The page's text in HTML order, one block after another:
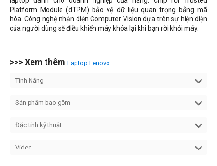
Platform Module (dTPM) bảo vệ dữ liệu quan trọng bằng mã
hóa. Công nghệ nhận diện Computer Vision dựa trên sự hiện diện
của người dùng sẽ điều khiển máy khóa lại khi bạn rời khỏi máy.
>>> Xem thêm Laptop Lenovo
Tính Năng
Sản phẩm bao gồm
Đặc tính kỹ thuật
Video